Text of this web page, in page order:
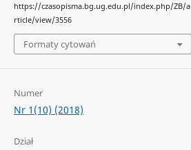
https://czasopisma.bg.ug.edu.pl/index.php/ZB/a
rticle/view/3556
Formaty cytowań
Numer
Nr 1(10) (2018)
Dział